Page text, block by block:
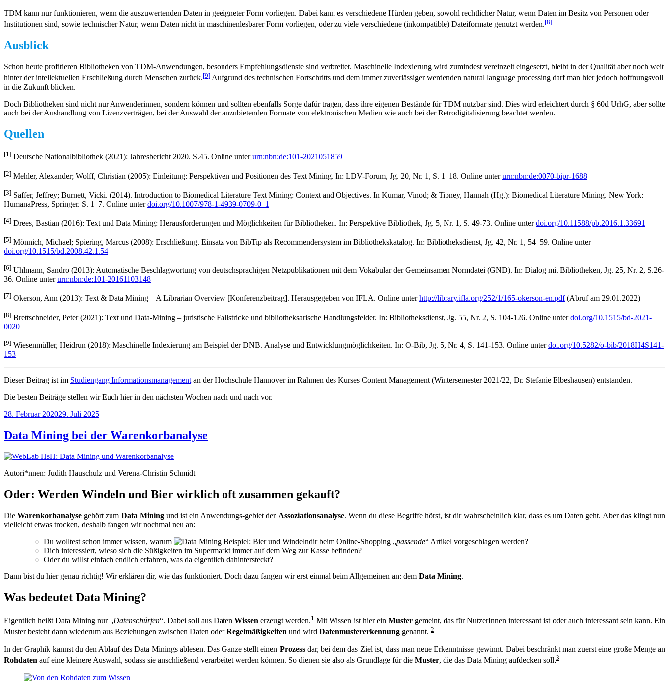
TDM kann nur funktionieren, wenn die auszuwertenden Daten in geeigneter Form vorliegen. Dabei kann es verschiedene Hürden geben, sowohl rechtlicher Natur, wenn Daten im Besitz von Personen oder
Institutionen sind, sowie technischer Natur, wenn Daten nicht in maschinenlesbarer Form vorliegen, oder zu viele verschiedene (inkompatible) Dateiformate genutzt werden.[8]
Ausblick
Schon heute profitieren Bibliotheken von TDM-Anwendungen, besonders Empfehlungsdienste sind verbreitet. Maschinelle Indexierung wird zumindest vereinzelt eingesetzt, bleibt in der Qualität aber noch weit
hinter der intellektuellen Erschließung durch Menschen zurück.[9] Aufgrund des technischen Fortschritts und dem immer zuverlässiger werdenden natural language processing darf man hier jedoch hoffnungsvoll
in die Zukunft blicken.
Doch Bibliotheken sind nicht nur Anwenderinnen, sondern können und sollten ebenfalls Sorge dafür tragen, dass ihre eigenen Bestände für TDM nutzbar sind. Dies wird erleichtert durch § 60d UrhG, aber sollte
auch bei der Aushandlung von Lizenzverträgen, bei der Auswahl der anzubietenden Formate von elektronischen Medien wie auch bei der Retrodigitalisierung beachtet werden.
Quellen
[1] Deutsche Nationalbibliothek (2021): Jahresbericht 2020. S.45. Online unterurn:nbn:de:101-2021051859
[2] Mehler, Alexander; Wolff, Christian (2005): Einleitung: Perspektiven und Positionen des Text Mining. In: LDV-Forum, Jg. 20, Nr. 1, S. 1–18. Online unterurn:nbn:de:0070-bipr-1688
[3] Saffer, Jeffrey; Burnett, Vicki. (2014). Introduction to Biomedical Literature Text Mining: Context and Objectives. In Kumar, Vinod; & Tipney, Hannah (Hg.): Biomedical Literature Mining. New York:
HumanaPress, Springer. S. 1–7. Online unterdoi.org/10.1007/978-1-4939-0709-0_1
[4] Drees, Bastian (2016): Text und Data Mining: Herausforderungen und Möglichkeiten für Bibliotheken. In: Perspektive Bibliothek, Jg. 5, Nr. 1, S. 49-73. Online unterdoi.org/10.11588/pb.2016.1.33691
[5] Mönnich, Michael; Spiering, Marcus (2008): Erschließung. Einsatz von BibTip als Recommendersystem im Bibliothekskatalog. In: Bibliotheksdienst, Jg. 42, Nr. 1, 54–59. Online unter
doi.org/10.1515/bd.2008.42.1.54
[6] Uhlmann, Sandro (2013): Automatische Beschlagwortung von deutschsprachigen Netzpublikationen mit dem Vokabular der Gemeinsamen Normdatei (GND). In: Dialog mit Bibliotheken, Jg. 25, Nr. 2, S.26-
36. Online unterurn:nbn:de:101-20161103148
[7] Okerson, Ann (2013): Text & Data Mining – A Librarian Overview [Konferenzbeitrag]. Herausgegeben von IFLA. Online unterhttp://library.ifla.org/252/1/165-okerson-en.pdf(Abruf am 29.01.2022)
[8] Brettschneider, Peter (2021): Text und Data-Mining – juristische Fallstricke und bibliotheksarische Handlungsfelder. In: Bibliotheksdienst, Jg. 55, Nr. 2, S. 104-126. Online unterdoi.org/10.1515/bd-2021-
0020
[9] Wiesenmüller, Heidrun (2018): Maschinelle Indexierung am Beispiel der DNB. Analyse und Entwicklungmöglichkeiten. In: O-Bib, Jg. 5, Nr. 4, S. 141-153. Online unterdoi.org/10.5282/o-bib/2018H4S141-
153
Dieser Beitrag ist im Studiengang Informationsmanagementan der Hochschule Hannover im Rahmen des Kurses Content Management (Wintersemester 2021/22, Dr. Stefanie Elbeshausen) entstanden.
Die besten Beiträge stellen wir Euch hier in den nächsten Wochen nach und nach vor.
Veröffentlicht
28. Februar 202029. Juli 2025
Data Mining bei der Warenkorbanalyse
Autori*nnen: Judith Hauschulz und Verena-Christin Schmidt
Oder: Werden Windeln und Bier wirklich oft zusammen gekauft?
DieWarenkorbanalyse gehört zum Data Miningund ist ein Anwendungs-gebiet der Assoziationsanalyse. Wenn du diese Begriffe hörst, ist dir wahrscheinlich klar, dass es um Daten geht. Aber das klingt nun
vielleicht etwas trocken, deshalb fangen wir nochmal neu an:
Du wolltest schon immer wissen, warum
dir beim Online-Shopping „passende“ Artikel vorgeschlagen werden?
Dich interessiert, wieso sich die Süßigkeiten im Supermarkt immer auf dem Weg zur Kasse befinden?
Oder du willst einfach endlich erfahren, was da eigentlich dahintersteckt?
Dann bist du hier genau richtig! Wir erklären dir, wie das funktioniert. Doch dazu fangen wir erst einmal beim Allgemeinen an: dem Data Mining.
Was bedeutet Data Mining?
Eigentlich heißt Data Mining nur „Datenschürfen“. Dabei soll aus Daten Wissen erzeugt werden.1 Mit Wissen ist hier ein Muster gemeint, das für NutzerInnen interessant ist oder auch interessant sein kann. Ein
Muster besteht dann wiederum aus Beziehungen zwischen Daten oderRegelmäßigkeiten und wird Datenmustererkennung genannt. 2
In der Graphik kannst du den Ablauf des Data Minings ablesen. Das Ganze stellt einen Prozessdar, bei dem das Ziel ist, dass man neue Erkenntnisse gewinnt. Dabei beschränkt man zuerst eine große Menge an
Rohdaten auf eine kleinere Auswahl, sodass sie anschließend verarbeitet werden können. So dienen sie also als Grundlage für die Muster, die das Data Mining aufdecken soll.3